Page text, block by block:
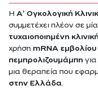
Η Α’ Ογκολογική
συμμετέχει πλέον σε μία
τυχαιοποιημένη
χρήση mRNAεμβολίου
πεμπρολιζουμάμπηγια
μια θεραπεία που
στην Ελλάδα.